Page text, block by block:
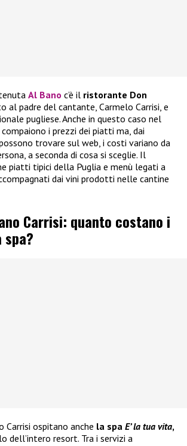
Al Bano c’è il ristorante Don
al padre del cantante, Carmelo Carrisi, e
pugliese. Anche in questo caso nel
i prezzi dei piatti ma, dai
trovare sul web, i costi variano da
a seconda di cosa si sceglie. Il
piatti tipici della Puglia e menù legati a
dai vini prodotti nelle cantine
Carrisi: quanto costano i
Carrisi ospitano anche la spa E’ la tua vita,
dell’intero resort. Tra i servizi a